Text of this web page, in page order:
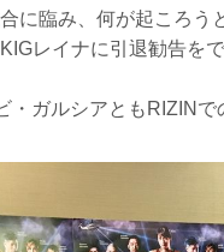
に臨み、何が起ころう
レイナに引退勧告を
ガルシアともRIZINで